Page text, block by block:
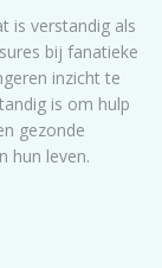
is verstandig als
bij fanatieke
inzicht te
is om hulp
gezonde
hun leven.